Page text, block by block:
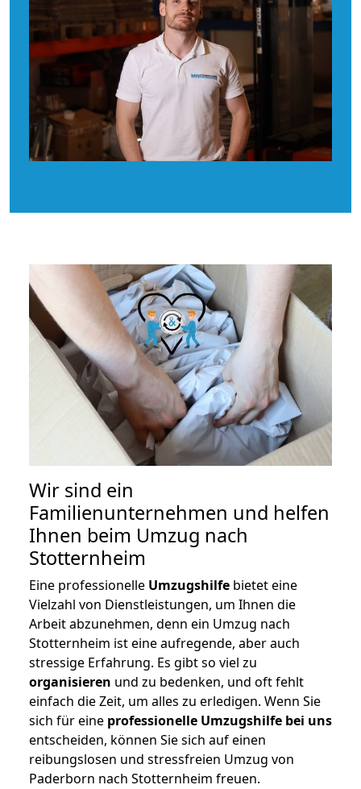
Wir sind ein
Familienunternehmen und helfen
Ihnen beim Umzug nach
Stotternheim
Eine professionelle Umzugshilfe bietet eine
Vielzahl von Dienstleistungen, um Ihnen die
Arbeit abzunehmen, denn ein Umzug nach
Stotternheim ist eine aufregende, aber auch
stressige Erfahrung. Es gibt so viel zu
organisieren und zu bedenken, und oft fehlt
einfach die Zeit, um alles zu erledigen. Wenn Sie
sich für eine professionelle Umzugshilfe bei uns
entscheiden, können Sie sich auf einen
reibungslosen und stressfreien Umzug von
Paderborn nach Stotternheim freuen.